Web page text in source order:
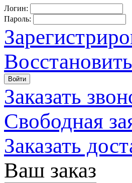
Логин:
Пароль:
Войти
Заказать
Свободная
Заказать
Ваш заказ